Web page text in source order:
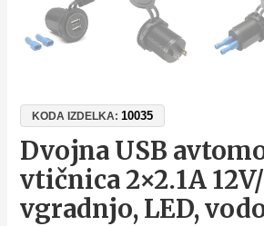
KODA IZDELKA:10035
Dvojna USB
vtičnica 2×2.1A
vgradnjo, LED,